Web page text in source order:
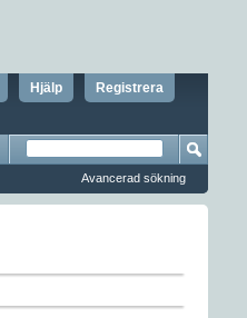
Registrera
Hjälp
Avancerad sökning